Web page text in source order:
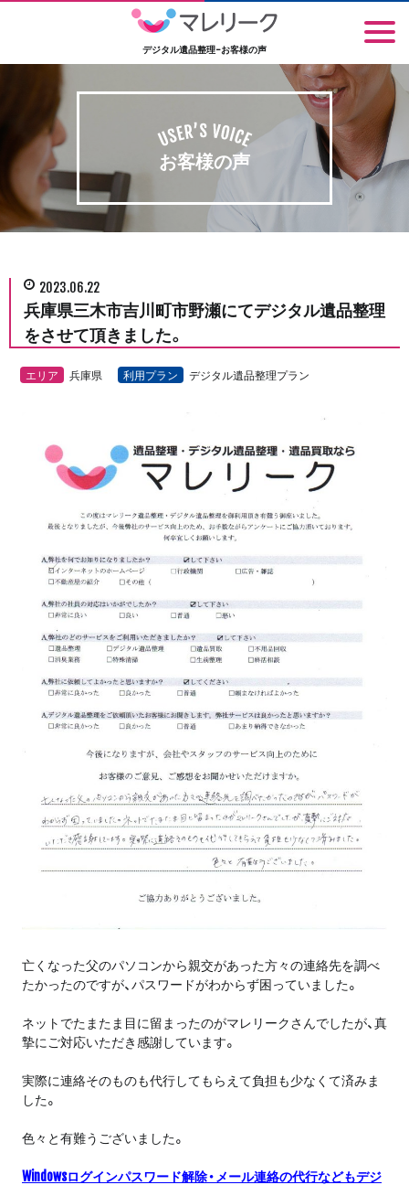
デジタル遺品整理-お客様の声
お客様の声
2023.06.22
兵庫県三木市吉川町市野瀬にてデジタル遺品整理
をさせて頂きました。
エリア 兵庫県 利用プラン デジタル遺品整理プラン
亡くなった父のパソコンから親交があった方々の連絡先を調べ
たかったのですが、パスワードがわからず困っていました。
ネットでたまたま目に留まったのがマレリークさんでしたが、真
摯にご対応いただき感謝しています。
実際に連絡そのものも代行してもらえて負担も少なくて済みま
した。
色々と有難うございました。
Windowsログインパスワード解除・メール連絡の代行などもデジ